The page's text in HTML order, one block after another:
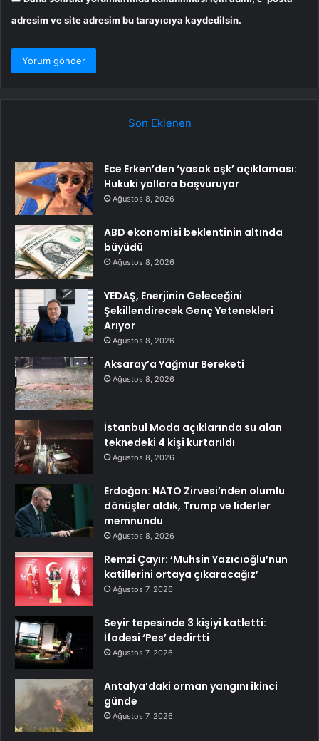
adresim ve site adresim bu tarayıcıya kaydedilsin.
Son Eklenen
Ece Erken’den ‘yasak aşk’ açıklaması:
Hukuki yollara başvuruyor
Ağustos 8, 2026
ABD ekonomisi beklentinin altında
büyüdü
Ağustos 8, 2026
YEDAŞ, Enerjinin Geleceğini
Şekillendirecek Genç Yetenekleri
Arıyor
Ağustos 8, 2026
Aksaray’a Yağmur Bereketi
Ağustos 8, 2026
İstanbul Moda açıklarında su alan
teknedeki 4 kişi kurtarıldı
Ağustos 8, 2026
Erdoğan: NATO Zirvesi’nden olumlu
dönüşler aldık, Trump ve liderler
memnundu
Ağustos 8, 2026
Remzi Çayır: ‘Muhsin Yazıcıoğlu’nun
katillerini ortaya çıkaracağız’
Ağustos 7, 2026
Seyir tepesinde 3 kişiyi katletti:
İfadesi ‘Pes’ dedirtti
Ağustos 7, 2026
Antalya’daki orman yangını ikinci
günde
Ağustos 7, 2026